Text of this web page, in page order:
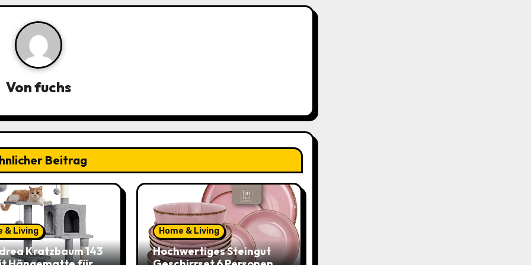
Vonfuchs
Beitrag
& Living
Kratzbaum 143
Home & Living
Hochwertiges Steingut